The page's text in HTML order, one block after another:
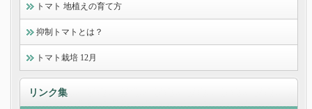
トマト 地植えの育て方
抑制トマトとは？
トマト栽培 12月
リンク集